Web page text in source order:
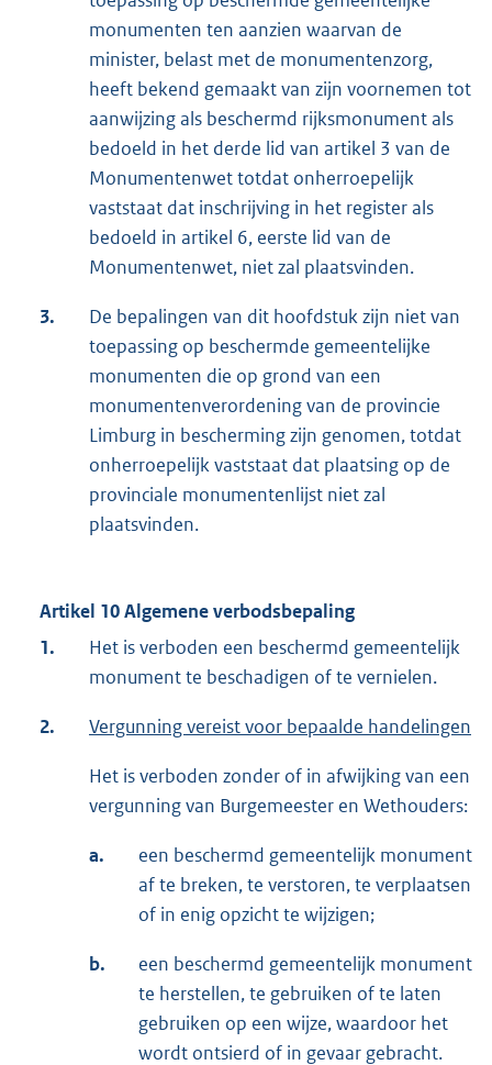
monumenten ten aanzien waarvan de
minister, belast met de monumentenzorg,
heeft bekend gemaakt van zijn voornemen tot
aanwijzing als beschermd rijksmonument als
bedoeld in het derde lid van artikel 3 van de
Monumentenwet totdat onherroepelijk
vaststaat dat inschrijving in het register als
bedoeld in artikel 6, eerste lid van de
Monumentenwet, niet zal plaatsvinden.
3.
De bepalingen van dit hoofdstuk zijn niet van
toepassing op beschermde gemeentelijke
monumenten die op grond van een
monumentenverordening van de provincie
Limburg in bescherming zijn genomen, totdat
onherroepelijk vaststaat dat plaatsing op de
provinciale monumentenlijst niet zal
plaatsvinden.
Artikel 10 Algemene verbodsbepaling
1.
Het is verboden een beschermd gemeentelijk
monument te beschadigen of te vernielen.
2. Vergunning vereist voor bepaalde handelingen
Het is verboden zonder of in afwijking van een
vergunning van Burgemeester en Wethouders:
a.
een beschermd gemeentelijk monument
af te breken, te verstoren, te verplaatsen
of in enig opzicht te wijzigen;
b.
een beschermd gemeentelijk monument
te herstellen, te gebruiken of te laten
gebruiken op een wijze, waardoor het
wordt ontsierd of in gevaar gebracht.